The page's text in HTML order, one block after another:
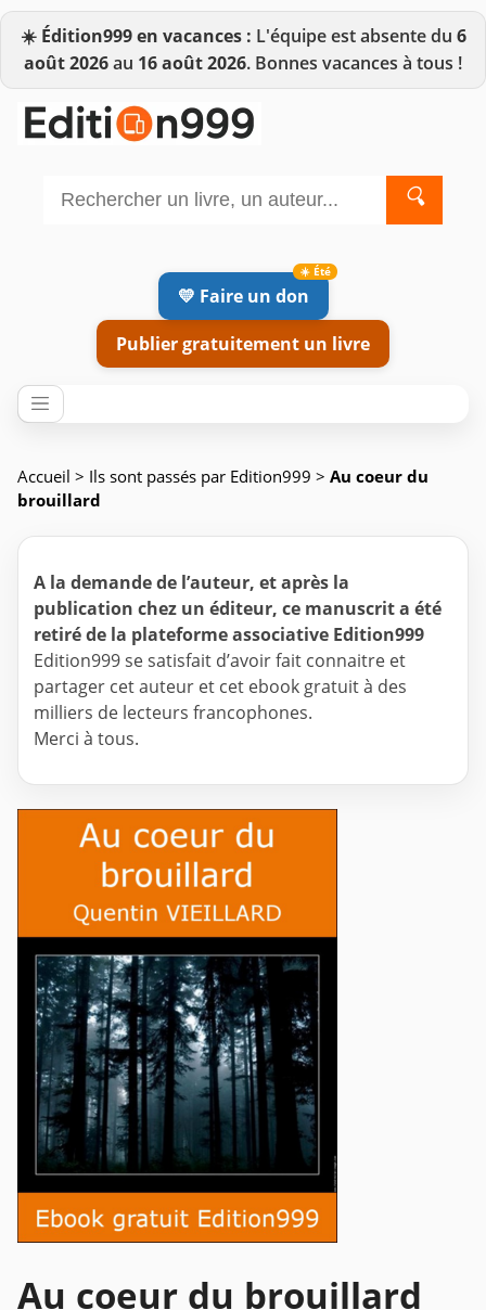
☀️ Édition999 en vacances : L'équipe est absente du 6
août 2026au 16 août 2026. Bonnes vacances à tous !
🔍
💛 Faire un don
Publier gratuitement un livre
Accueil > Ils sont passés par Edition999 > Au coeur du
brouillard
A la demande de l’auteur, et après la
publication chez un éditeur, ce manuscrit a été
retiré de la plateforme associative Edition999
Edition999 se satisfait d’avoir fait connaitre et
partager cet auteur et cet ebook gratuit à des
milliers de lecteurs francophones.
Merci à tous.
Au coeur du brouillard